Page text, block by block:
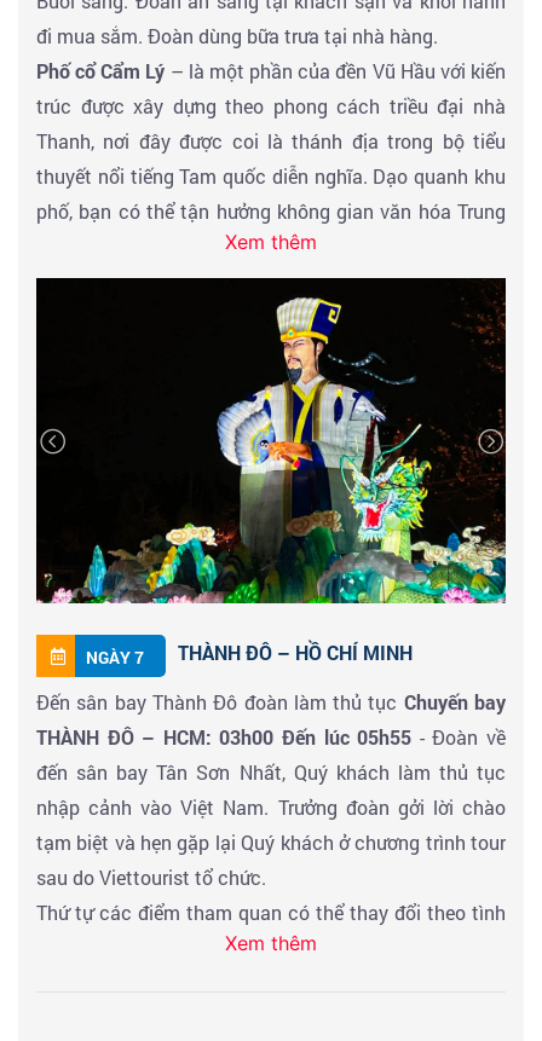
ngơi.
đi mua sắm. Đoàn dùng bữa trưa tại nhà hàng.
Phố cổ Cẩm Lý – là một phần của đền Vũ Hầu với kiến
trúc được xây dựng theo phong cách triều đại nhà
Thanh, nơi đây được coi là thánh địa trong bộ tiểu
thuyết nổi tiếng Tam quốc diễn nghĩa. Dạo quanh khu
phố, bạn có thể tận hưởng không gian văn hóa Trung
Quốc, những món ăn đặc trưng địa phương vùng Tứ
Xuyên.
Vũ Hầu Từ (điểm đến cho người mê
- là tên gọi chung của một
quần thể di tích gồm Hán Chiêu Liệt miếu (đền thờ
Lưu Bị), Huệ Lăng (lăng mộ Lưu Bị) và đền thờ Gia Cát
Lượng. Ban đầu, đền thờ và lăng mộ của Lưu Bị được
xây dựng vào năm 223, ngay sau khi ông qua đời. Sau
này, Lý Hùng, vua nước Thành Hán, cho xây dựng
thêm Vũ Hầu Từ trong khuôn viên này, để thờ Gia Cát
Lượng.(Chi phí tự túc)
Sau bữa trưa đoàn tham quan và tư do mua sắm tại
Phố đi bộ Thái Cổ Lý– khu phố đông đúc và tấp nập
những mặt hàng lưu niệm và những món ăn mang
đậm chất ẩm thực đường phố Trung Hoa. Phố đi bộ
đường Xuân Hy ban đầu con đường này được xây
dựng vào năm 1924 để kết nối hai trung tâm thương
mại là East Street và Mercantile Corporation. Sau gần
100 năm tiến hóa thì giờ đây nó không chỉ là trung
tâm thời gian ở Thành Đô, mà còn là nơi quy tụ những
món ăn vặt ngon miệng từ khắp mọi miền đất nước.
Xem thêm
NGÀY 7
THÀNH ĐÔ – HỒ CHÍ MINH
Đến sân bay Thành Đô đoàn làm thủ tục Chuyến bay
THÀNH ĐÔ – HCM: 03h00 Đến lúc 05h55 - Đoàn về
đến sân bay Tân Sơn Nhất, Quý khách làm thủ tục
nhập cảnh vào Việt Nam. Trưởng đoàn gởi lời chào
tạm biệt và hẹn gặp lại Quý khách ở chương trình tour
sau do Viettourist tổ chức.
Thứ tự các điểm tham quan có thể thay đổi theo tình
hình thực tế do các yếu tố khách quan, nhưng vẫn
Xem thêm